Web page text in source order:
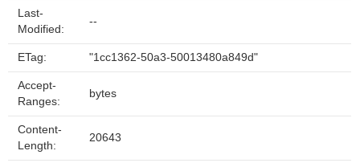
Last-
Modified:
--
ETag: "1cc1362-50a3-50013480a849d"
Accept-
Ranges:
bytes
Content-
Length:
20643